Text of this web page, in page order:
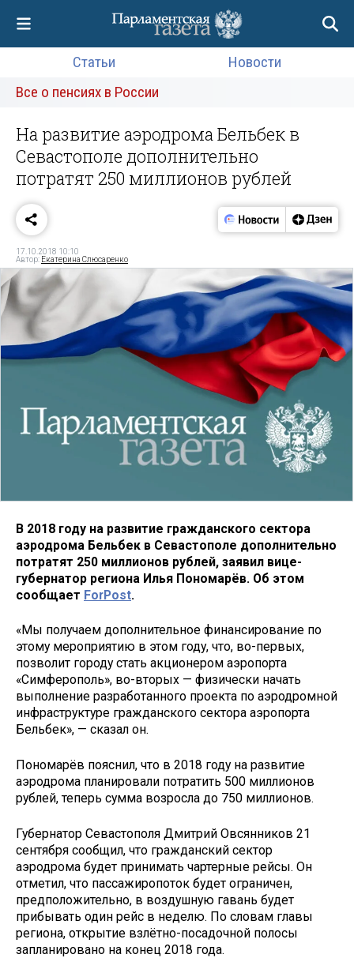
Статьи
Новости
Все о пенсиях в России
На развитие аэродрома Бельбек в
Севастополе дополнительно
потратят 250 миллионов рублей
17.10.2018 10:10
Автор: Екатерина Слюсаренко
В 2018 году на развитие гражданского сектора
аэродрома Бельбек в Севастополе дополнительно
потратят 250 миллионов рублей, заявил вице-
губернатор региона Илья Пономарёв. Об этом
сообщает ForPost.
«Мы получаем дополнительное финансирование по
этому мероприятию в этом году, что, во-первых,
позволит городу стать акционером аэропорта
«Симферополь», во-вторых — физически начать
выполнение разработанного проекта по аэродромной
инфраструктуре гражданского сектора аэропорта
Бельбек», — сказал он.
Пономарёв пояснил, что в 2018 году на развитие
аэродрома планировали потратить 500 миллионов
рублей, теперь сумма возросла до 750 миллионов.
Губернатор Севастополя Дмитрий Овсянников 21
сентября сообщил, что гражданский сектор
аэродрома будет принимать чартерные рейсы. Он
отметил, что пассажиропоток будет ограничен,
предположительно, в воздушную гавань будет
прибывать один рейс в неделю. По словам главы
региона, открытие взлётно-посадочной полосы
запланировано на конец 2018 года.